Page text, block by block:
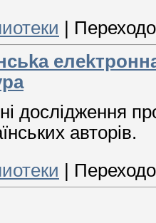
|
дослідження
авторів.